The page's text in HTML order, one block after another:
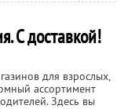
С доставкой!
для взрослых,
ассортимент
Здесь вы